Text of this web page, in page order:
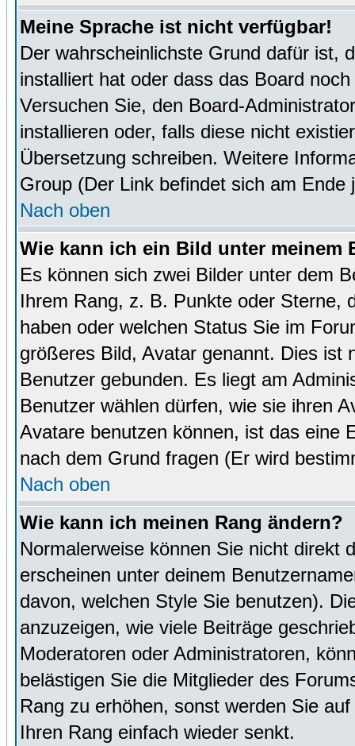
Meine Sprache ist nicht verfügbar!
Der wahrscheinlichste Grund dafür ist,
installiert hat oder dass das Board
Versuchen Sie, den Board-
installieren oder, falls diese nicht
Übersetzung schreiben. Weitere
Group (Der Link befindet sich am Ende
Nach oben
Wie kann ich ein Bild unter meinem
Es können sich zwei Bilder unter dem
Ihrem Rang, z. B. Punkte oder Sterne,
haben oder welchen Status Sie im
größeres Bild, Avatar genannt. Dies ist
Benutzer gebunden. Es liegt am
Benutzer wählen dürfen, wie sie ihren
Avatare benutzen können, ist das eine
nach dem Grund fragen (Er wird
Nach oben
Wie kann ich meinen Rang ändern?
Normalerweise können Sie nicht direkt
erscheinen unter deinem
davon, welchen Style Sie benutzen).
anzuzeigen, wie viele Beiträge
Moderatoren oder Administratoren,
belästigen Sie die Mitglieder des
Rang zu erhöhen, sonst werden Sie
Ihren Rang einfach wieder senkt.